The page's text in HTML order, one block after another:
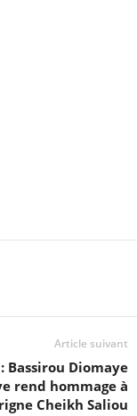
Article suivant
Bassirou Diomaye
rend hommage à
Cheikh Saliou